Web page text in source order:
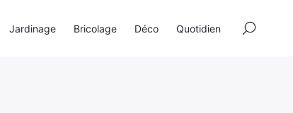
Jardinage Bricolage Déco Quotidien